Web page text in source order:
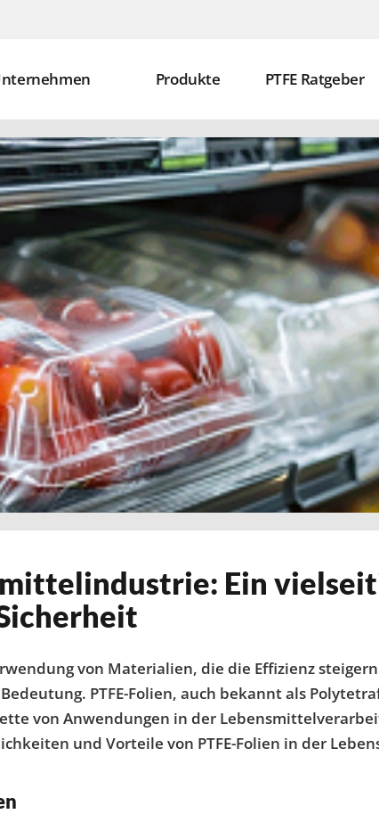
Produkte PTFE Ratgeber
Ein
von Materialien, die die Effizienz
PTFE-Folien, auch bekannt als
von Anwendungen in der
und Vorteile von PTFE-Folien in der